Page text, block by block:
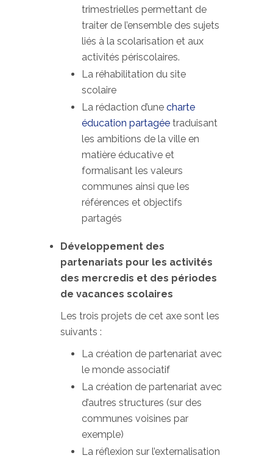
trimestrielles permettant de
traiter de l’ensemble des sujets
liés à la scolarisation et aux
activités périscolaires.
La réhabilitation du site
scolaire
La rédaction d’une charte
éducation partagée traduisant
les ambitions de la ville en
matière éducative et
formalisant les valeurs
communes ainsi que les
références et objectifs
partagés
Développement des
partenariats pour les activités
des mercredis et des périodes
de vacances scolaires
Les trois projets de cet axe sont les
suivants :
La création de partenariat avec
le monde associatif
La création de partenariat avec
d’autres structures (sur des
communes voisines par
exemple)
La réflexion sur l’externalisation